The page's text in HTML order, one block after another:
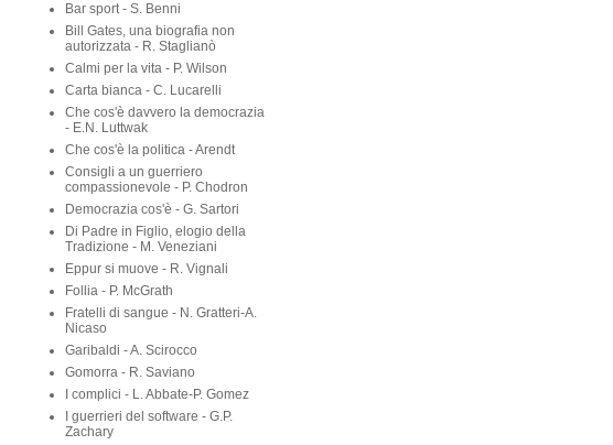
Bar sport - S. Benni
Bill Gates, una biografia non
autorizzata - R. Staglianò
Calmi per la vita - P. Wilson
Carta bianca - C. Lucarelli
Che cos'è davvero la democrazia
- E.N. Luttwak
Che cos'è la politica - Arendt
Consigli a un guerriero
compassionevole - P. Chodron
Democrazia cos'è - G. Sartori
Di Padre in Figlio, elogio della
Tradizione - M. Veneziani
Eppur si muove - R. Vignali
Follia - P. McGrath
Fratelli di sangue - N. Gratteri-A.
Nicaso
Garibaldi - A. Scirocco
Gomorra - R. Saviano
I complici - L. Abbate-P. Gomez
I guerrieri del software - G.P.
Zachary